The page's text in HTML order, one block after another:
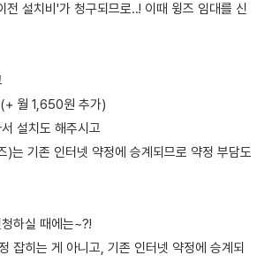
전 설치비'가 청구되므로..! 이때 윙즈 임대를 신
월 1,650원 추가)
설치도 해주시고
는 기존 인터넷 약정에 승계되므로 약정 부담도
하실 때에는~?!
잡히는 게 아니고, 기존 인터넷 약정에 승계되